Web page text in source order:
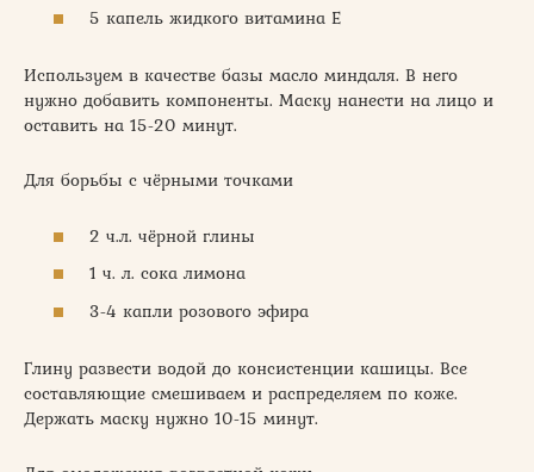
5 капель жидкого витамина Е
Используем в качестве базы масло миндаля. В него
нужно добавить компоненты. Маску нанести на лицо и
оставить на 15-20 минут.
Для борьбы с чёрными точками
2 ч.л. чёрной глины
1 ч. л. сока лимона
3-4 капли розового эфира
Глину развести водой до консистенции кашицы. Все
составляющие смешиваем и распределяем по коже.
Держать маску нужно 10-15 минут.